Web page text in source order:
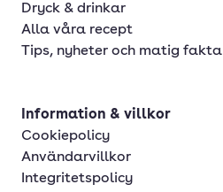
Dryck & drinkar
Alla våra recept
Tips, nyheter och matig fakta
Information & villkor
Cookiepolicy
Användarvillkor
Integritetspolicy